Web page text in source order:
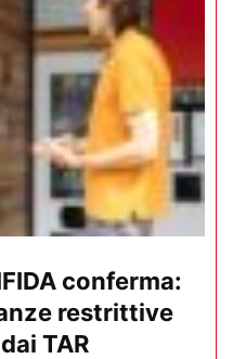
conferma:
restrittive
TAR